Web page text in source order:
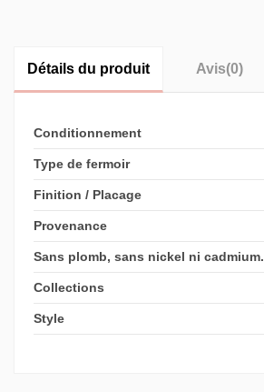
Détails du produit Avis(0)
Conditionnement
Type de fermoir
Finition / Placage
Provenance
Sans plomb, sans nickel ni cadmium.
Collections
Style